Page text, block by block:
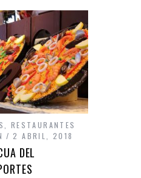
RESTAURANTES
2 ABRIL, 2018
DEL